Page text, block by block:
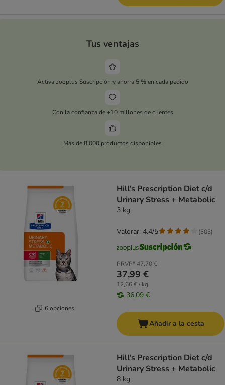
Tus ventajas
Activa zooplus Suscripción y ahorra 5 % en cada pedido
Con la confianza de +10 millones de clientes
Más de 8.000 productos disponibles
6 opciones
Hill's Prescription Diet c/d
Urinary Stress + Metabolic
3 kg
PRVP*47,70 €
37,99 €
12,66 € / kg
36,09 €
Valorar: 4.4/5 (303)
Añadir a la cesta
Hill's Prescription Diet c/d
Urinary Stress + Metabolic
8 kg